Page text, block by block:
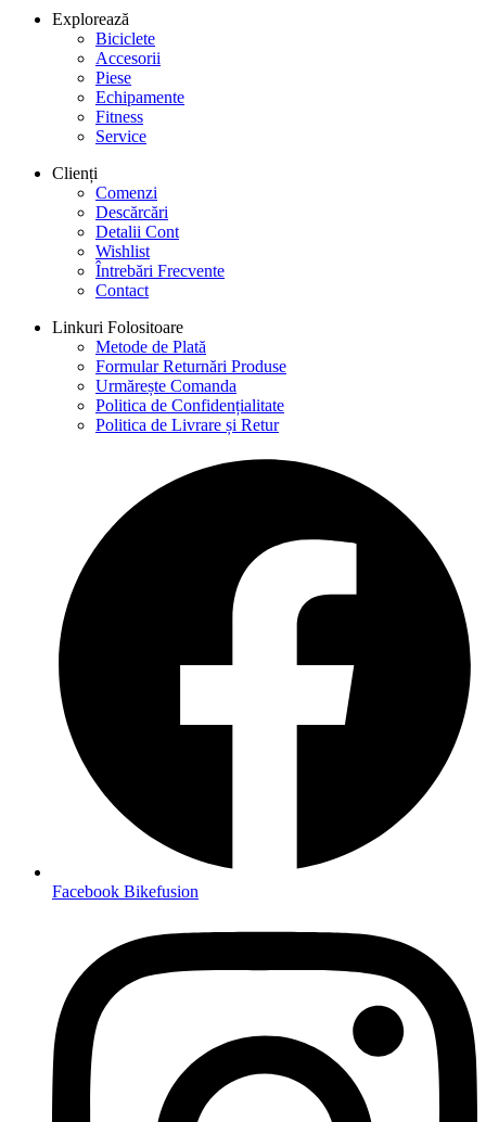
Explorează
Biciclete
Accesorii
Piese
Echipamente
Fitness
Service
Clienți
Comenzi
Descărcări
Detalii Cont
Wishlist
Întrebări Frecvente
Contact
Linkuri Folositoare
Metode de Plată
Formular Returnări Produse
Urmărește Comanda
Politica de Confidențialitate
Politica de Livrare și Retur
Facebook Bikefusion